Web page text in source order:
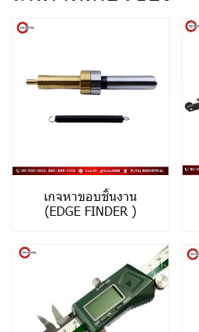
เกจหาขอบชิ้นงาน
(EDGE FINDER )